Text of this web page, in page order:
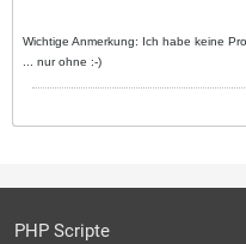
Wichtige Anmerkung: Ich habe keine
... nur ohne :-)
PHP Scripte